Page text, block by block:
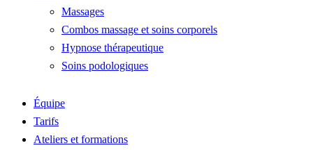
Massages
Combos massage et soins corporels
Hypnose thérapeutique
Soins podologiques
Équipe
Tarifs
Ateliers et formations